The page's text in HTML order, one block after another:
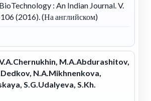
: An Indian Journal. V.
(2016). (На английском)
M.A.Abdurashitov,
N.A.Mikhnenkova,
S.G.Udalyeva, S.Kh.